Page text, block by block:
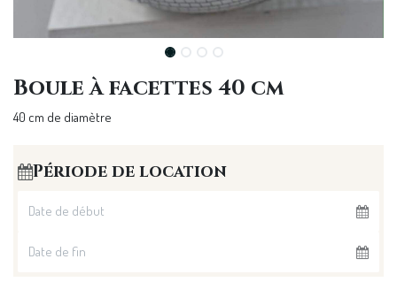
Boule à facettes 40 cm
40 cm de diamètre
Période de location